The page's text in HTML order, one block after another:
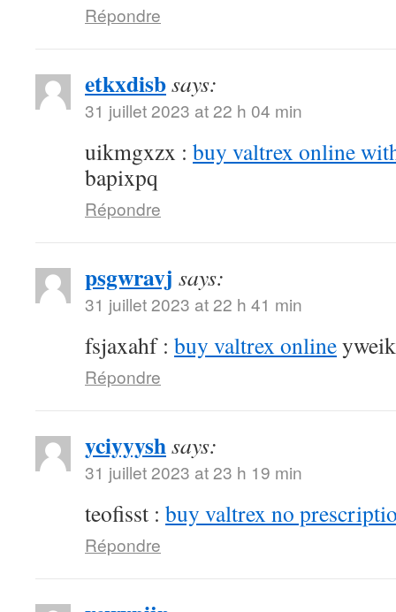
Répondre
etkxdisbsays:
31 juillet 2023 at 22 h 04 min
uikmgxzx : buy valtrex online
bapixpq
Répondre
psgwravj says:
31 juillet 2023 at 22 h 41 min
fsjaxahf : buy valtrex online
Répondre
yciyyyshsays:
31 juillet 2023 at 23 h 19 min
teofisst : buy valtrex no
Répondre